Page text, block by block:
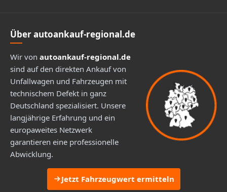
Über autoankauf-regional.de
Wir von autoankauf-regional.de
sind auf den direkten Ankauf von
Unfallwagen und Fahrzeugen mit
technischem Defekt in ganz
Deutschland spezialisiert. Unsere
langjährige Erfahrung und ein
europaweites Netzwerk
garantieren eine professionelle
Abwicklung.
Jetzt Fahrzeugwert ermitteln